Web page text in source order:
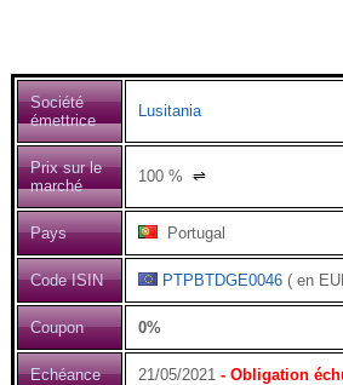
Société
émettrice
Lusitania
Prix sur le
marché
100 % ⇌
Pays Portugal
Code ISIN PTPBTDGE0046 ( en
Coupon 0%
Echéance 21/05/2021 - Obligation